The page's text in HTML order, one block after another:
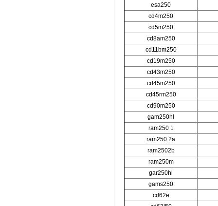
esa250
cd4m250
cd5m250
cd8am250
cd11bm250
cd19m250
cd43m250
cd45m250
cd45rm250
cd90m250
gam250hl
ram250 1
ram250 2a
ram2502b
ram250m
gar250hl
gams250
cd62e